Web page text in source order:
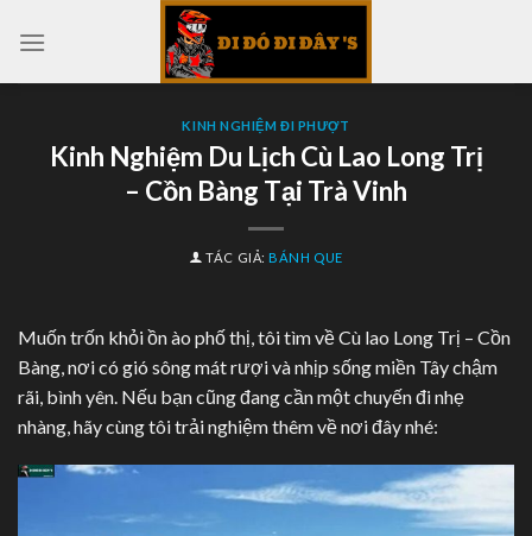
KINH NGHIỆM ĐI PHƯỢT
Kinh Nghiệm Du Lịch Cù Lao Long Trị
– Cồn Bàng Tại Trà Vinh
TÁC GIẢ:BÁNH QUE
Muốn trốn khỏi ồn ào phố thị, tôi tìm về Cù lao Long Trị – Cồn
Bàng, nơi có gió sông mát rượi và nhịp sống miền Tây chậm
rãi, bình yên. Nếu bạn cũng đang cần một chuyến đi nhẹ
nhàng, hãy cùng tôi trải nghiệm thêm về nơi đây nhé: